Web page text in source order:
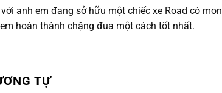
anh em đang sở hữu một chiếc xe Road có
hoàn thành chặng đua một cách tốt nhất.
TỰ